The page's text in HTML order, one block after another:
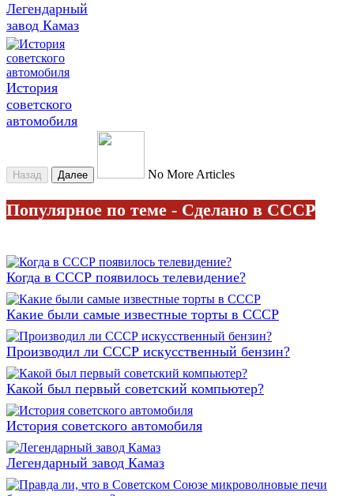
Легендарный
завод Камаз
История
советского
автомобиля
Назад Далее No More Articles
Популярное по теме - Сделано в СССР
Когда в СССР появилось телевидение?
Какие были самые известные торты в СССР
Производил ли СССР искусственный бензин?
Какой был первый советский компьютер?
История советского автомобиля
Легендарный завод Камаз